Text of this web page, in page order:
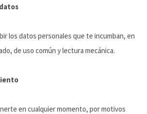
los datos personales que te incumban, en
de uso común y lectura mecánica.
en cualquier momento, por motivos